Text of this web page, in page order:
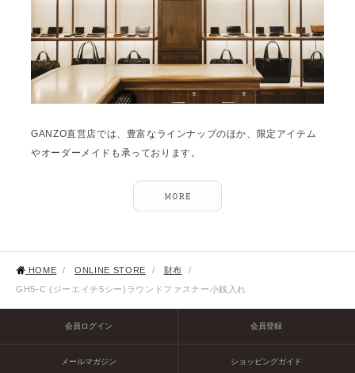
GANZO直営店では、豊富なラインナップのほか、限定アイテム
やオーダーメイドも承っております。
HOME / ONLINE STORE / 財布
/
GH5-C (ジーエイチ5シー)ラウンドファスナー小銭入れ
会員ログイン 会員登録
メールマガジン ショッピングガイド